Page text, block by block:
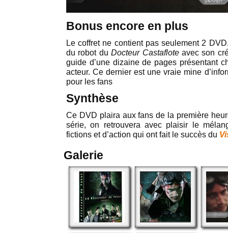
Bonus encore en plus
Le coffret ne contient pas seulement 2
du robot duDocteur Castafloteavec son
guide d’une dizaine de pages présentant
acteur. Ce dernier est une vraie mine
pour les fans
Synthèse
Ce DVD plaira aux fans de la première
série, on retrouvera avec plaisir le
fictions et d’action qui ont fait le succès du
Galerie